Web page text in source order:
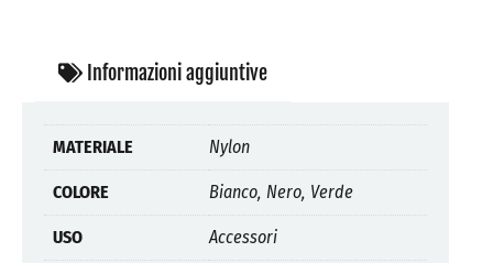
Informazioni aggiuntive
MATERIALE Nylon
COLORE Bianco, Nero, Verde
USO Accessori